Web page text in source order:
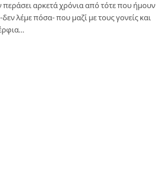
περάσει αρκετά χρόνια από τότε που ήμουν
δεν λέμε πόσα- που μαζί με τους γονείς και